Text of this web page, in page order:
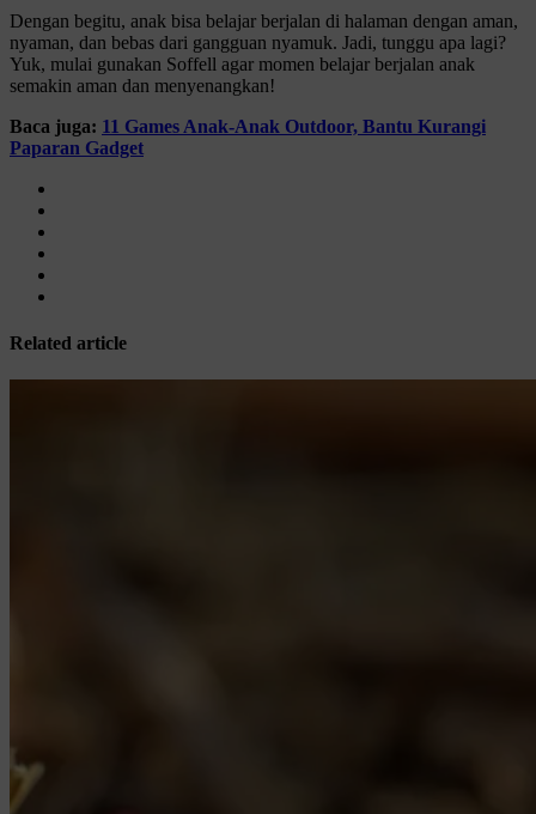
Dengan begitu, anak bisa belajar berjalan di halaman dengan aman,
nyaman, dan bebas dari gangguan nyamuk. Jadi, tunggu apa lagi?
Yuk, mulai gunakan Soffell agar momen belajar berjalan anak
semakin aman dan menyenangkan!
Baca juga: 11 Games Anak-Anak Outdoor, Bantu Kurangi
Paparan Gadget
Related article